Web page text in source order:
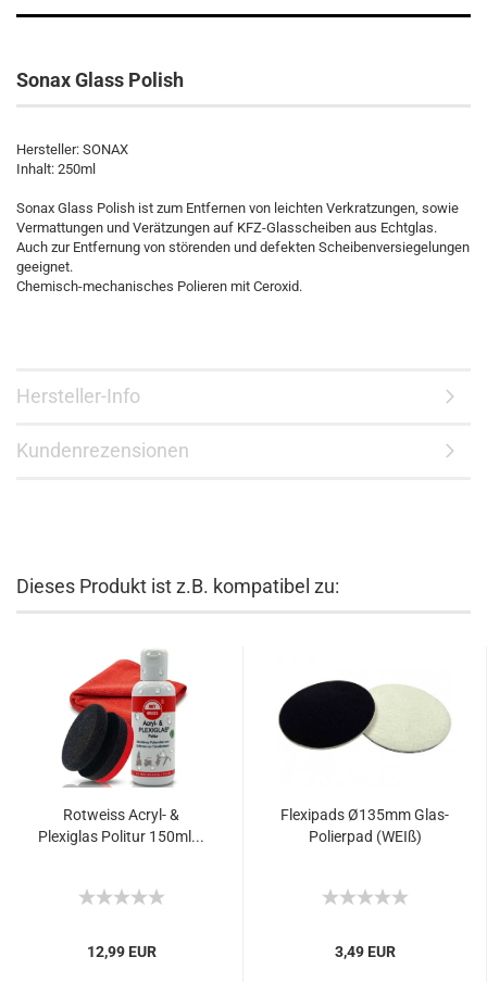
Sonax Glass Polish
Hersteller: SONAX
Inhalt: 250ml
Sonax Glass Polish ist zum Entfernen von leichten Verkratzungen, sowie
Vermattungen und Verätzungen auf KFZ-Glasscheiben aus Echtglas.
Auch zur Entfernung von störenden und defekten Scheibenversiegelungen
geeignet.
Chemisch-mechanisches Polieren mit Ceroxid.
Hersteller-Info
Kundenrezensionen
Dieses Produkt ist z.B. kompatibel zu:
Rotweiss Acryl- &
Plexiglas Politur 150ml...
12,99 EUR
Flexipads Ø135mm Glas-
Polierpad (WEIß)
3,49 EUR